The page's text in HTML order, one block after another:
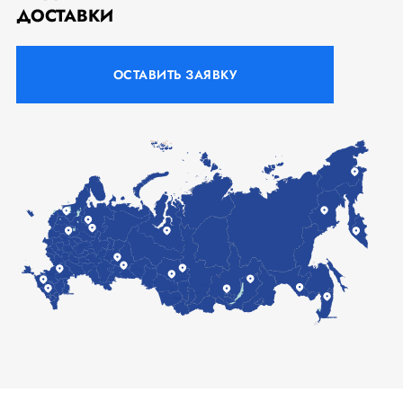
ДОСТАВКИ
ОСТАВИТЬ ЗАЯВКУ